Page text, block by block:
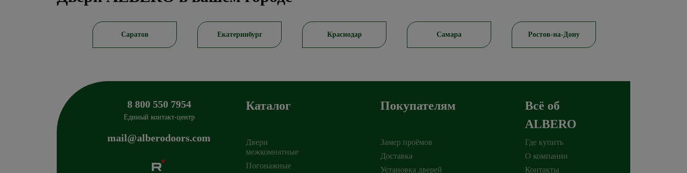
Екатеринбург Краснодар Самара Ростов-на-Дону Красноярск
8 800 550 7954
Единый контакт-центр
mail@alberodoors.com
Каталог
Двери
межкомнатные
Погонажные
Покупателям
Замер проёмов
Доставка
Установка дверей
Всё об
ALBERO
Где купить
О компании
Контакты